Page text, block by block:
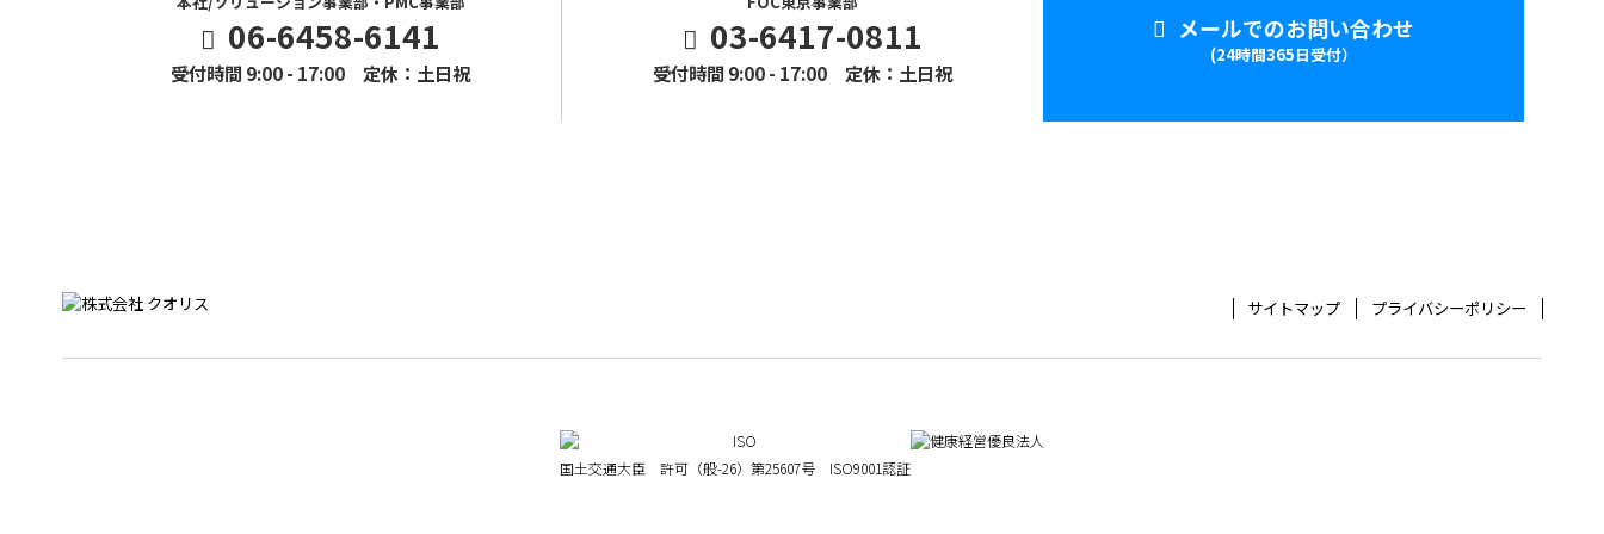
06-6458-6141
受付時間 9:00 - 17:00 定休：土日祝
03-6417-0811
受付時間 9:00 - 17:00 定休：土日祝
メールでのお問い合わせ
(24時間365日受付）
サイトマップ プライバシーポリシー
国土交通大臣 許可（般-26）第25607号 ISO9001認証